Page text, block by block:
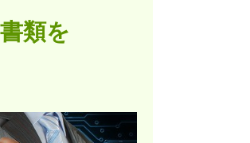
類を